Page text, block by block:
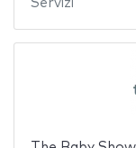
Servizi